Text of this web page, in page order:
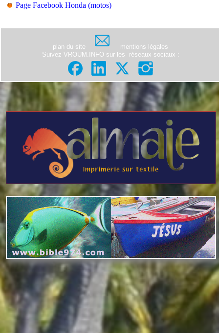
Page Facebook Honda (motos)
plan du site
mentions légales
Suivez VROUM.INFO sur les
réseaux sociaux :